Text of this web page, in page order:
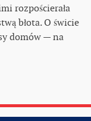
rozpościerała
błota. O świcie
domów — na